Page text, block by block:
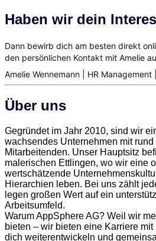
Haben wir dein
Dann bewirb dich am besten direkt
den persönlichen Kontakt mit Amelie
Amelie Wennemann | HR
Über uns
Gegründet im Jahr 2010, sind wir
wachsendes Unternehmen mit
Mitarbeitenden. Unser Hauptsitz
malerischen Ettlingen, wo wir eine
wertschätzende
Hierarchien leben. Bei uns zählt
legen großen Wert auf ein
Arbeitsumfeld.
Warum AppSphere AG? Weil wir
bieten – wir bieten eine Karriere
dich weiterentwickeln und